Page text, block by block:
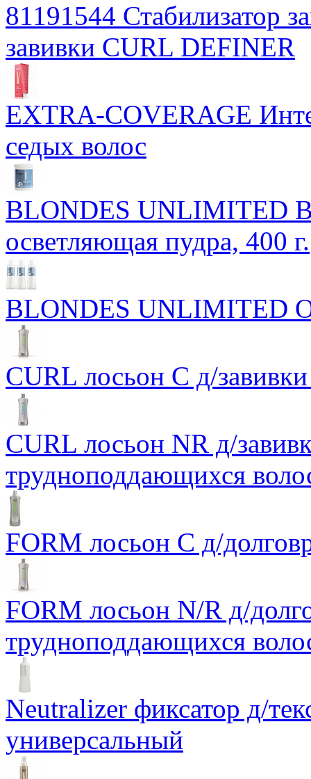
81191544 Стабилизатор
завивки CURL DEFINER
EXTRA-COVERAGE
седых волос
BLONDES UNLIMITED
осветляющая пудра, 400 г.
BLONDES UNLIMITED
CURL лосьон C д/
CURL лосьон NR д/
трудноподдающихся
FORM лосьон С д/
FORM лосьон N/R д/
трудноподдающихся
Neutralizer фиксатор д/
универсальный